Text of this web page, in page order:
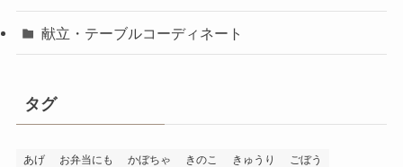
献立・テーブルコーディネート
タグ
あげ お弁当にも かぼちゃ きのこ きゅうり
ごぼう